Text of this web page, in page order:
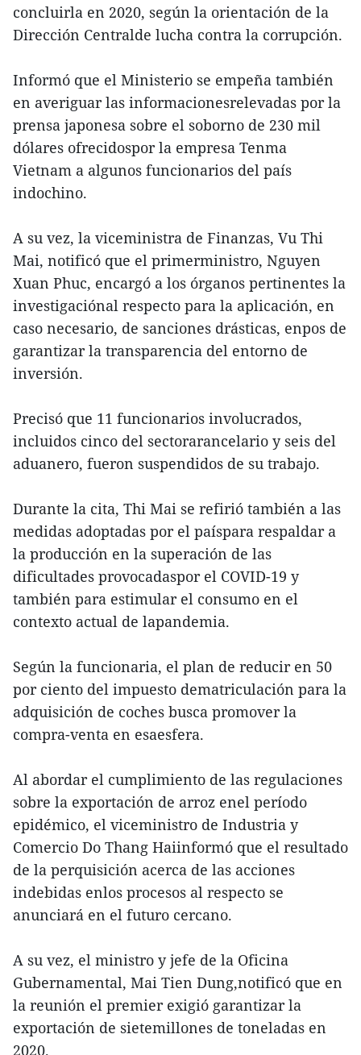
concluirla en 2020, según la orientación de la
Dirección Centralde lucha contra la corrupción.
Informó que el Ministerio se empeña también
en averiguar las informacionesrelevadas por la
prensa japonesa sobre el soborno de 230 mil
dólares ofrecidospor la empresa Tenma
Vietnam a algunos funcionarios del país
indochino.
A su vez, la viceministra de Finanzas, Vu Thi
Mai, notificó que el primerministro, Nguyen
Xuan Phuc, encargó a los órganos pertinentes la
investigaciónal respecto para la aplicación, en
caso necesario, de sanciones drásticas, enpos de
garantizar la transparencia del entorno de
inversión.
Precisó que 11 funcionarios involucrados,
incluidos cinco del sectorarancelario y seis del
aduanero, fueron suspendidos de su trabajo.
Durante la cita, Thi Mai se refirió también a las
medidas adoptadas por el paíspara respaldar a
la producción en la superación de las
dificultades provocadaspor el COVID-19 y
también para estimular el consumo en el
contexto actual de lapandemia.
Según la funcionaria, el plan de reducir en 50
por ciento del impuesto dematriculación para la
adquisición de coches busca promover la
compra-venta en esaesfera.
Al abordar el cumplimiento de las regulaciones
sobre la exportación de arroz enel período
epidémico, el viceministro de Industria y
Comercio Do Thang Haiinformó que el resultado
de la perquisición acerca de las acciones
indebidas enlos procesos al respecto se
anunciará en el futuro cercano.
A su vez, el ministro y jefe de la Oficina
Gubernamental, Mai Tien Dung,notificó que en
la reunión el premier exigió garantizar la
exportación de sietemillones de toneladas en
2020.